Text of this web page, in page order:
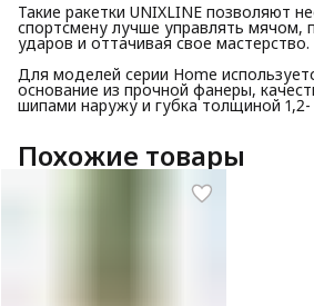
Такие ракетки UNIXLINE позволяют
спортсмену лучше управлять мячом,
ударов и оттачивая свое мастерство.
Для моделей серии Home
основание из прочной фанеры,
шипами наружу и губка толщиной
Похожие товары